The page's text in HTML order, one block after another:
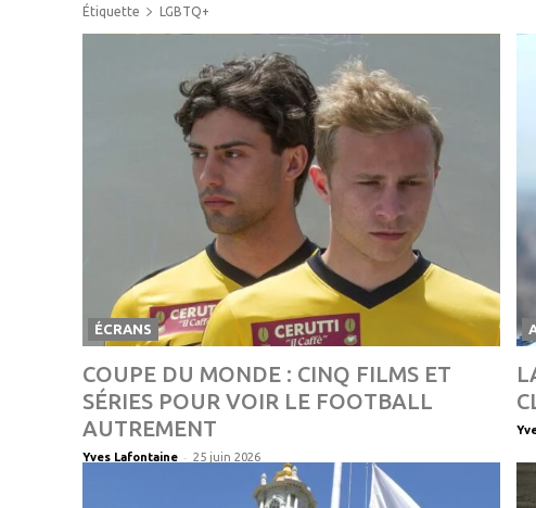
Étiquette LGBTQ+
ÉCRANS
COUPE DU MONDE : CINQ FILMS ET
SÉRIES POUR VOIR LE FOOTBALL
AUTREMENT
Yves Lafontaine - 25 juin 2026